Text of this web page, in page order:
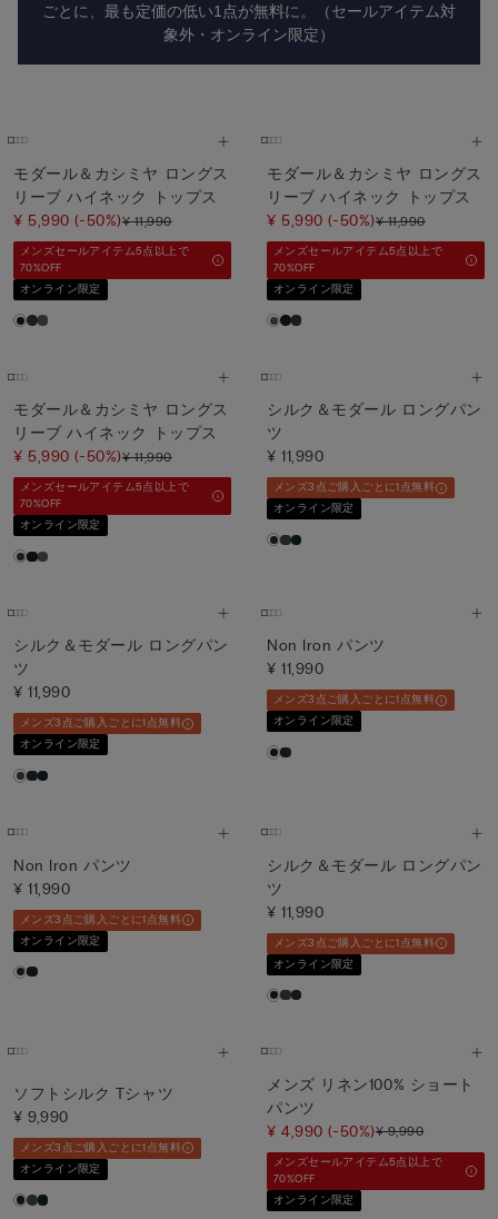
ごとに、最も定価の低い1点が無料に。（セールアイテム対
象外・オンライン限定）
モダール＆カシミヤ ロングス
リーブ ハイネック トップス
¥ 5,990(-50%)¥ 11,990
メンズセールアイテム5点以上で
70%OFF
オンライン限定
モダール＆カシミヤ ロングス
リーブ ハイネック トップス
¥ 5,990(-50%)¥ 11,990
メンズセールアイテム5点以上で
70%OFF
オンライン限定
モダール＆カシミヤ ロングス
リーブ ハイネック トップス
¥ 5,990(-50%)¥ 11,990
メンズセールアイテム5点以上で
70%OFF
オンライン限定
シルク＆モダール ロングパン
ツ
¥ 11,990
メンズ3点ご購入ごとに1点無料
オンライン限定
シルク＆モダール ロングパン
ツ
¥ 11,990
メンズ3点ご購入ごとに1点無料
オンライン限定
Non Iron パンツ
¥ 11,990
メンズ3点ご購入ごとに1点無料
オンライン限定
Non Iron パンツ
¥ 11,990
メンズ3点ご購入ごとに1点無料
オンライン限定
シルク＆モダール ロングパン
ツ
¥ 11,990
メンズ3点ご購入ごとに1点無料
オンライン限定
ソフトシルク Tシャツ
¥ 9,990
メンズ3点ご購入ごとに1点無料
オンライン限定
メンズ リネン100% ショート
パンツ
¥ 4,990(-50%)¥ 9,990
メンズセールアイテム5点以上で
70%OFF
オンライン限定